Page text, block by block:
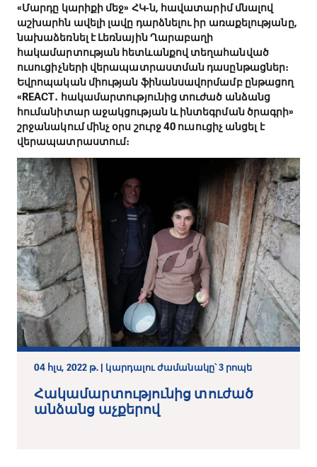
«Մարդը կարիքի մեջ» ՀԿ-ն, հավատարիմ մնալով
աշխարհն ավելի լավը դարձնելու իր առաքելությանը,
նախաձեռնել է Լեռնային Ղարաբաղի
հակամարտության հետևանքով տեղահանված
ուսուցիչների վերապատրաստման դասընթացներ։
Եվրոպական միության ֆինանսավորմամբ ընթացող
«REACT․ հակամարտությունից տուժած անձանց
հումանիտար աջակցության և ինտեգրման ծրագրի»
շրջանակում մինչ օրս շուրջ 40 ուսուցիչ անցել է
վերապատրաստում։
04 հլս, 2022 թ. | կարդալու ժամանակը՝ 3 րոպե
Հակամարտությունից տուժած
անձանց աչքերով